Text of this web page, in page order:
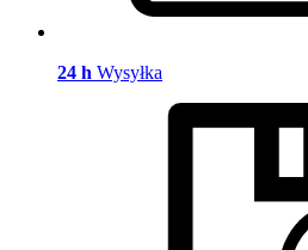
24 h Wysyłka